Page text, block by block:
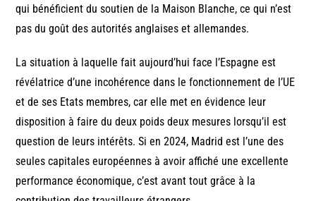
qui bénéficient du soutien de la Maison Blanche, ce qui n’est
pas du goût des autorités anglaises et allemandes.
La situation à laquelle fait aujourd’hui face l’Espagne est
révélatrice d’une incohérence dans le fonctionnement de l’UE
et de ses Etats membres, car elle met en évidence leur
disposition à faire du deux poids deux mesures lorsqu’il est
question de leurs intérêts. Si en 2024, Madrid est l’une des
seules capitales européennes à avoir affiché une excellente
performance économique, c’est avant tout grâce à la